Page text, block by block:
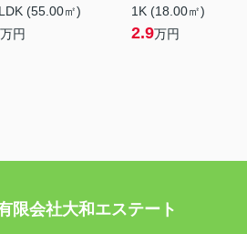
(55.00㎡)
万円
1K (18.00㎡)
2.9万円
大和エステート